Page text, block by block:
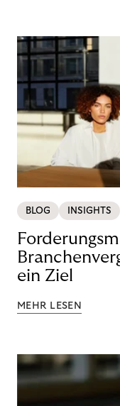
BLOG INSIGHTS
ein Ziel
MEHR LESEN